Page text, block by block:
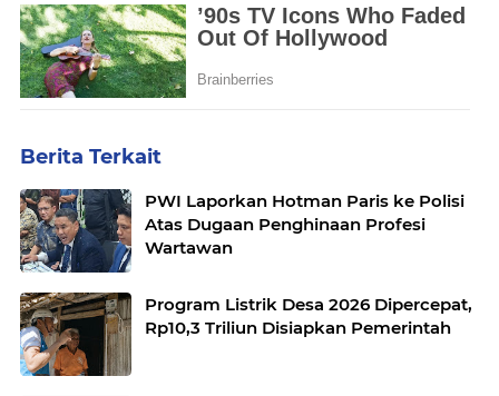
Berita Terkait
PWI Laporkan Hotman Paris ke Polisi
Atas Dugaan Penghinaan Profesi
Wartawan
Program Listrik Desa 2026 Dipercepat,
Rp10,3 Triliun Disiapkan Pemerintah